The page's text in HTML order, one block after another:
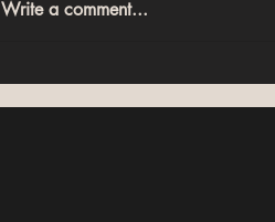
أكبر أخطاء الاستثمار العقاري في
مصر (ودليل اختيار العقار الصح في
Write a comment...